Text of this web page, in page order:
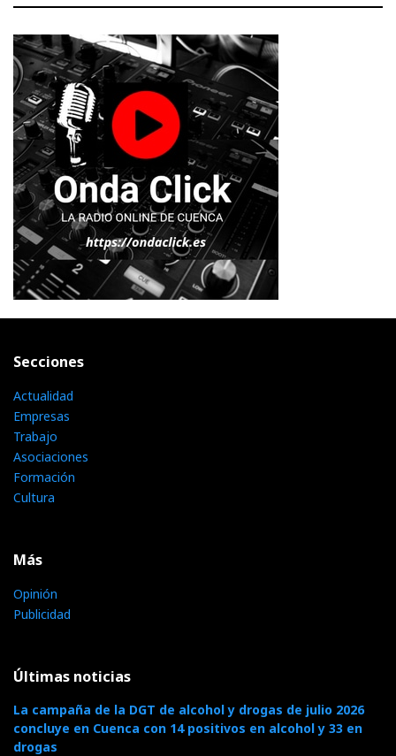
Secciones
Actualidad
Empresas
Trabajo
Asociaciones
Formación
Cultura
Más
Opinión
Publicidad
Últimas noticias
La campaña de la DGT de alcohol y drogas de julio 2026
concluye en Cuenca con 14 positivos en alcohol y 33 en
drogas